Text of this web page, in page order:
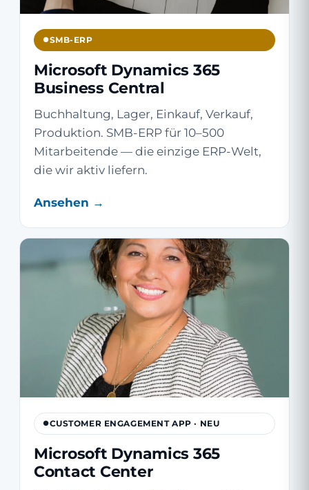
SMB-ERP
Microsoft Dynamics 365
Business Central
Buchhaltung, Lager, Einkauf, Verkauf,
Produktion. SMB-ERP für 10–500
Mitarbeitende — die einzige ERP-Welt,
die wir aktiv liefern.
Ansehen →
CUSTOMER ENGAGEMENT APP · NEU
Microsoft Dynamics 365
Contact Center